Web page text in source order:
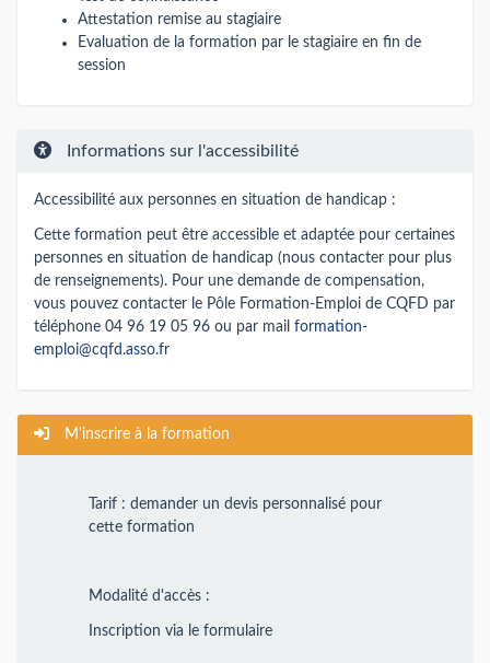
Attestation remise au stagiaire
Evaluation de la formation par le stagiaire en fin de
session
Informations sur l'accessibilité
Accessibilité aux personnes en situation de handicap :
Cette formation peut être accessible et adaptée pour certaines
personnes en situation de handicap (nous contacter pour plus
de renseignements). Pour une demande de compensation,
vous pouvez contacter le Pôle Formation-Emploi de CQFD par
téléphone 04 96 19 05 96 ou par mail formation-
emploi@cqfd.asso.fr
M'inscrire à la formation
Tarif : demander un devis personnalisé pour
cette formation
Modalité d'accès :
Inscription via le formulaire